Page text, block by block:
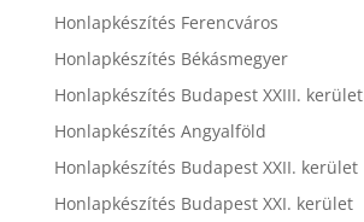
Honlapkészítés Ferencváros
Honlapkészítés Békásmegyer
Honlapkészítés Budapest XXIII. kerület
Honlapkészítés Angyalföld
Honlapkészítés Budapest XXII. kerület
Honlapkészítés Budapest XXI. kerület